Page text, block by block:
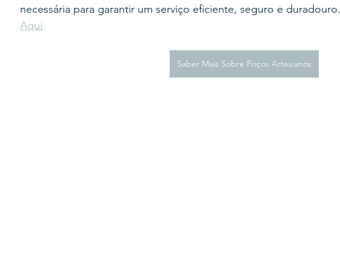
necessária para garantir um serviço eficiente, seguro e duradouro.
Aqui
Saber Mais Sobre Poços Artesianos